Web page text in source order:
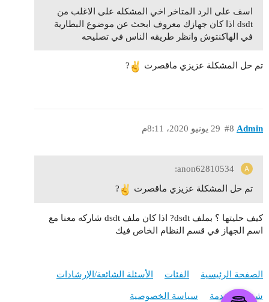
اسف على الرد المتاخر اخي المشكله على الاغلب من
dsdt اذا كان جهازك معروف ابحث عن موضوع البطارية
في الهاكنتوش وانظر طريقه الناس في تصليحه
تم حل المشكلة عزيزي ماقصرت ?
Admin 29 يونيو 2020، 8:11م #8
تم حل المشكلة عزيزي ماقصرت ?
كيف حليتها ؟ بملف dsdt? اذا كان ملف dsdt شاركه معنا مع
اسم الجهاز في قسم النظام الخاص فيك
الصفحة الرئيسية الفئات الأسئلة الشائعة/الإرشادات
شروط الخدمة سياسة الخصوصية